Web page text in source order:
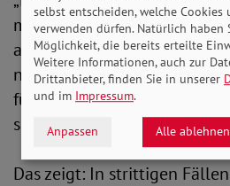
mehrfach leer ausgegangen,
auf eine
nun einen Fehler der
für Gerechtigkeit durch
sorgen“.
Das zeigt: In strittigen
selbst entscheiden, welche Cookies
verwenden dürfen. Natürlich haben
Möglichkeit, die bereits erteilte
Weitere Informationen, auch zur
Drittanbieter, finden Sie in unserer
und im Impressum.
Anpassen Alle ablehnen